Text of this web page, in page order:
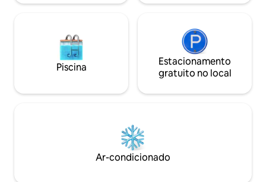
Piscina
Estacionamento
gratuito no local
Ar-condicionado